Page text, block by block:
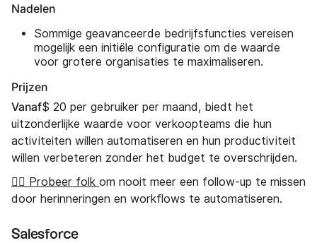
Nadelen
Sommige geavanceerde bedrijfsfuncties vereisen
mogelijk een initiële configuratie om de waarde
voor grotere organisaties te maximaliseren.
Prijzen
Vanaf$ 20 per gebruiker per maand, biedt het
uitzonderlijke waarde voor verkoopteams die hun
activiteiten willen automatiseren en hun productiviteit
willen verbeteren zonder het budget te overschrijden.
👉🏼 Probeer folk om nooit meer een follow-up te missen
door herinneringen en workflows te automatiseren.
Salesforce